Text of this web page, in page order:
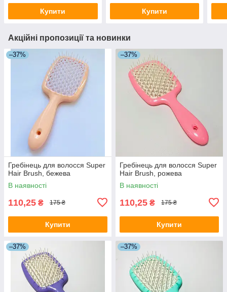
Купити Купити
Акційні пропозиції та новинки
–37%
Гребінець для волосся Super
Hair Brush, бежева
В наявності
110,25 ₴ 175 ₴
Купити
–37%
Гребінець для волосся Super
Hair Brush, рожева
В наявності
110,25 ₴ 175 ₴
Купити
–37% –37%